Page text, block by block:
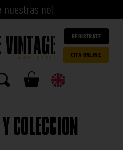
ibe nues|
REGÍSTRATE
CITA ONLINE
COLECCION